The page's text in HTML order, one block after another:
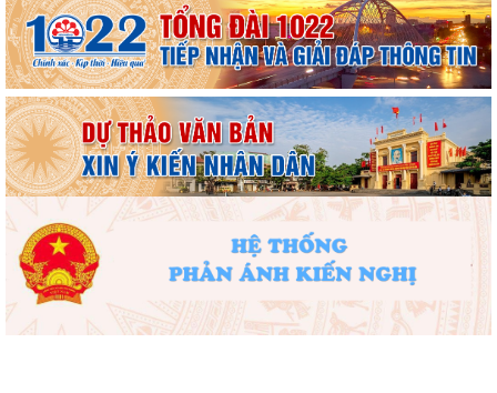
HỘI NGƯỜI CAO TUỔI PHƯỜNG HỒNG BÀNG TỔ CHỨC HỘI NGHỊ SƠ
KẾT CÔNG TÁC HỘI 6 THÁNG ĐẦU NĂM 2026
ĐẢNG BỘ PHƯỜNG HỒNG BÀNG NGHIÊM TÚC THAM DỰ HỘI NGHỊ
TOÀN QUỐC NGHIÊN CỨU, HỌC TẬP, QUÁN TRIỆT VÀ...
ĐẢNG ỦY - HĐND - UBND - UBMTTQ VIỆT NAM PHƯỜNG PHỐI HỢP
CÙNG TRƯỜNG THPT LƯƠNG KHÁNH THIỆN VÀ...
LỄ THẮP NẾN TRI ÂN CÁC ANH HÙNG LIỆT SĨ NHÂN DỊP KỶ NIỆM 79
NĂM NGÀY THƯƠNG BINH, LIỆT SĨ
Phường Hồng Bàng tổ chức Lễ tưởng niệm, cầu siêu Mẹ Việt Nam Anh
hùng và các Anh hùng liệt sĩ